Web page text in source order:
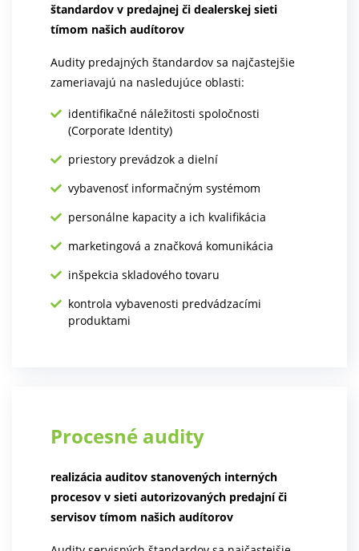
štandardov v predajnej či dealerskej sieti
tímom našich audítorov
Audity predajných štandardov sa najčastejšie
zameriavajú na nasledujúce oblasti:
identifikačné náležitosti spoločnosti
(Corporate Identity)
priestory prevádzok a dielní
vybavenosť informačným systémom
personálne kapacity a ich kvalifikácia
marketingová a značková komunikácia
inšpekcia skladového tovaru
kontrola vybavenosti predvádzacími
produktami
Procesné audity
realizácia auditov stanovených interných
procesov v sieti autorizovaných predajní či
servisov tímom našich audítorov